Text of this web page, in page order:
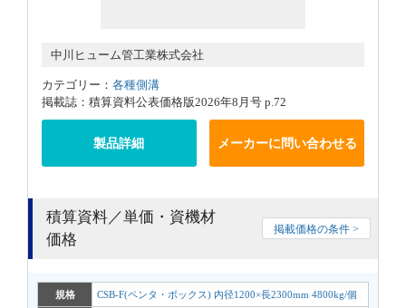
中川ヒューム管工業株式会社
カテゴリー： 各種側溝
掲載誌：積算資料公表価格版2026年8月号 p.72
製品詳細 メーカーに問い合わせる
積算資料／単価・資機材
価格
掲載価格の条件 >
規格 CSB-F(ペンタ・ボックス) 内径1200×長2300mm 4800kg/個